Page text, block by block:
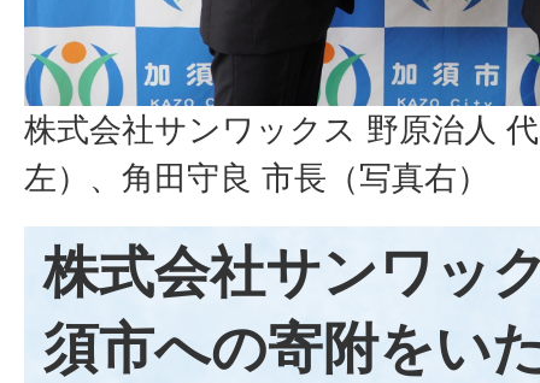
株式会社サンワックス 野原治人
左）、角田守良 市長（写真右）
株式会社サンワッ
須市への寄附をい